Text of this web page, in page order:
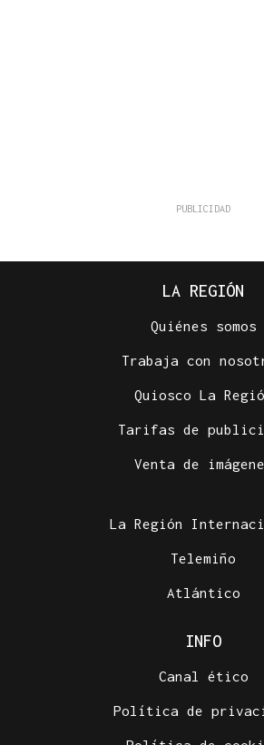
LA REGIÓN
Quiénes somos
Trabaja con
Quiosco La
Tarifas de
Venta de
La Región
Telemiño
Atlántico
INFO
Canal ético
Política de